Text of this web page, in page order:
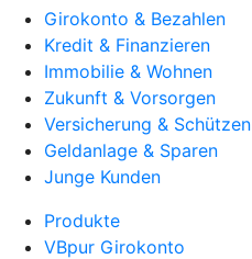
Girokonto & Bezahlen
Kredit & Finanzieren
Immobilie & Wohnen
Zukunft & Vorsorgen
Versicherung & Schützen
Geldanlage & Sparen
Junge Kunden
Produkte
VBpur Girokonto